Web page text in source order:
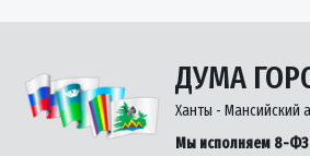
ДУМА
Ханты - Мансийский
Мы исполняем 8-ФЗ